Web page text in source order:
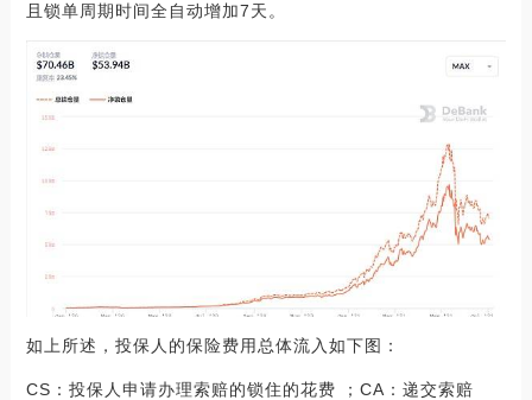
且锁单周期时间全自动增加7天。
如上所述，投保人的保险费用总体流入如下图：
CS：投保人申请办理索赔的锁住的花费 ；CA：递交索赔